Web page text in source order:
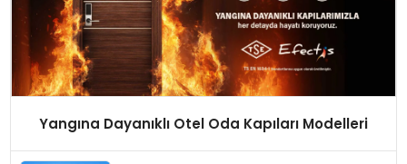
Yangına Dayanıklı Otel Oda Kapıları Modelleri